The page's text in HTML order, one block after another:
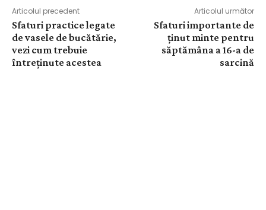
Articolul precedent
Sfaturi practice legate
de vasele de bucătărie,
vezi cum trebuie
întreținute acestea
Articolul următor
Sfaturi importante de
ținut minte pentru
săptămâna a 16-a de
sarcină